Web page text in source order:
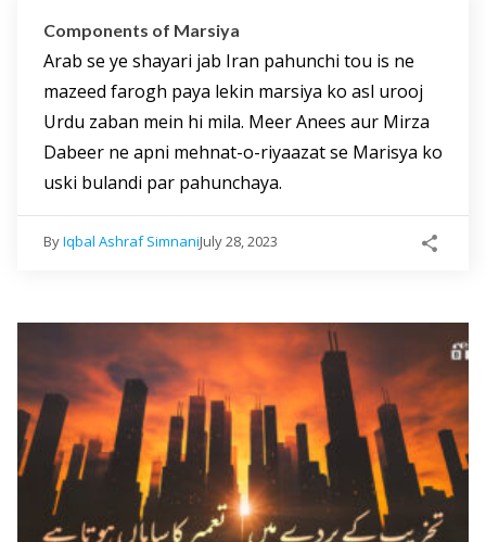
Components of Marsiya
Arab se ye shayari jab Iran pahunchi tou is ne
mazeed farogh paya lekin marsiya ko asl urooj
Urdu zaban mein hi mila. Meer Anees aur Mirza
Dabeer ne apni mehnat-o-riyaazat se Marisya ko
uski bulandi par pahunchaya.
ByIqbal Ashraf SimnaniJuly 28, 2023